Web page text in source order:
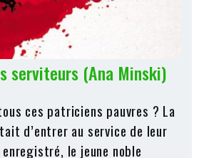
serviteurs (Ana Minski)
ces patriciens pauvres ? La
d’entrer au service de leur
le jeune noble